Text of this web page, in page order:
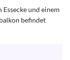
und einem
befindet